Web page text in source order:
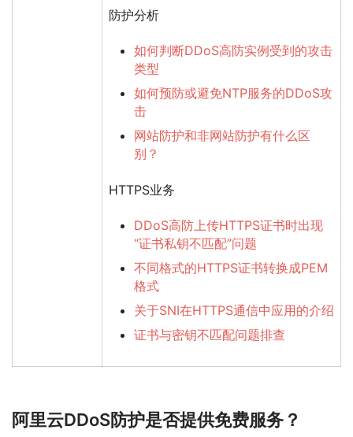
防护分析
如何判断DDoS高防实例受到的攻击
类型
如何预防或避免NTP服务的DDoS攻
击
网站防护和非网站防护有什么区
别？
HTTPS业务
DDoS高防上传HTTPS证书时出现
“证书私钥不匹配”问题
不同格式的HTTPS证书转换成PEM
格式
关于SNI在HTTPS通信中应用的介绍
证书与密钥不匹配问题排查
阿里云DDoS防护是否提供免费服务？